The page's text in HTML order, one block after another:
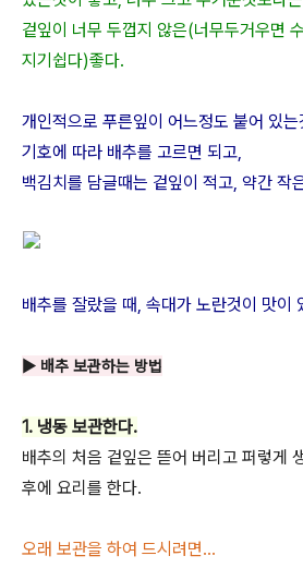
겉잎이 너무 두껍지 않은(너무두거우면
지기쉽다)좋다.
개인적으로 푸른잎이 어느정도 붙어 있는
기호에 따라 배추를 고르면 되고,
백김치를 담글때는 겉잎이 적고, 약간 작
배추를 잘랐을 때, 속대가 노란것이 맛이
▶ 배추 보관하는 방법
1. 냉동 보관한다.
배추의 처음 겉잎은 뜯어 버리고 퍼렇게
후에 요리를 한다.
오래 보관을 하여 드시려면...